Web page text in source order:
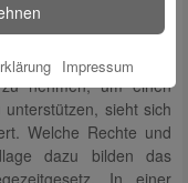
nehmen, um einen
sieht sich
Welche Rechte und
dazu bilden das
Impressum